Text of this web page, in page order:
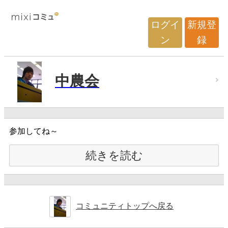
ログイ
ン
新規登
録
中農会
参加してね～
続きを読む
コミュニティトップへ戻る